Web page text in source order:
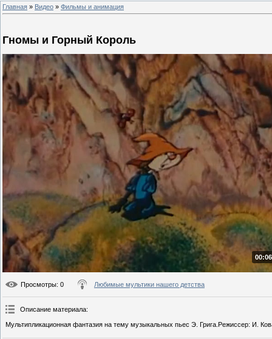
Главная » Видео » Фильмы и анимация
Гномы и Горный Король
Просмотры: 0 Любимые мультики нашего детства
Описание материала:
Мультипликационная фантазия на тему музыкальных пьес Э. Грига.Режиссер: И.